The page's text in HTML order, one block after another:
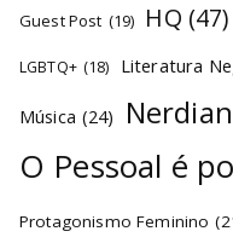
Guest Post (19) HQ (47)
LGBTQ+ (18) Literatura
Música (24)
O Pessoal é
Protagonismo Feminino